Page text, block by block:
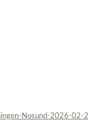
Nosund-2026-02-